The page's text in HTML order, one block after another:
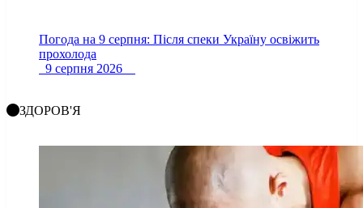
Погода на 9 серпня: Після спеки Україну освіжить
прохолода
9 серпня 2026
ЗДОРОВ'Я